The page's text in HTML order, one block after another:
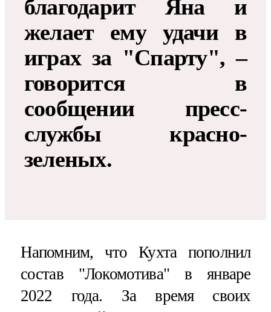
благодарит Яна и
желает ему удачи в
играх за "Спарту", –
говорится в
сообщении пресс-
службы красно-
зеленых.
Напомним, что Кухта пополнил
состав "Локомотива" в январе
2022 года. За время своих